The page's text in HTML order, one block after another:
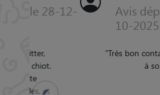
Avis déposé par
10-2025 18:48
Très bon contact et pogo
à son retour !
Précédent